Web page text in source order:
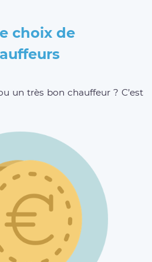
choix de
un très bon chauffeur ? C’est